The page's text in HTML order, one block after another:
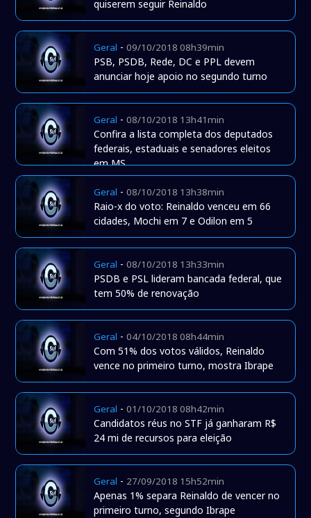
quiserem seguir Reinaldo
Geral -09/10/2018 08h39min
PSB, PSDB, Rede, DC e PPL devem
anunciar hoje apoio no segundo turno
Geral -08/10/2018 13h41min
Confira a lista completa dos deputados
federais, estaduais e senadores eleitos
em MS
Geral -08/10/2018 13h38min
Raio-x do voto: Reinaldo venceu em 66
cidades, Mochi em 7 e Odilon em 5
Geral -08/10/2018 13h33min
PSDB e PSL lideram bancada federal, que
tem 50% de renovação
Geral -04/10/2018 08h44min
Com 51% dos votos válidos, Reinaldo
vence no primeiro turno, mostra Ibrape
Geral -01/10/2018 08h42min
Candidatos réus no STF já ganharam R$
24 mi de recursos para eleição
Geral - 27/09/2018 15h52min
Apenas 1% separa Reinaldo de vencer no
primeiro turno, segundo Ibrape